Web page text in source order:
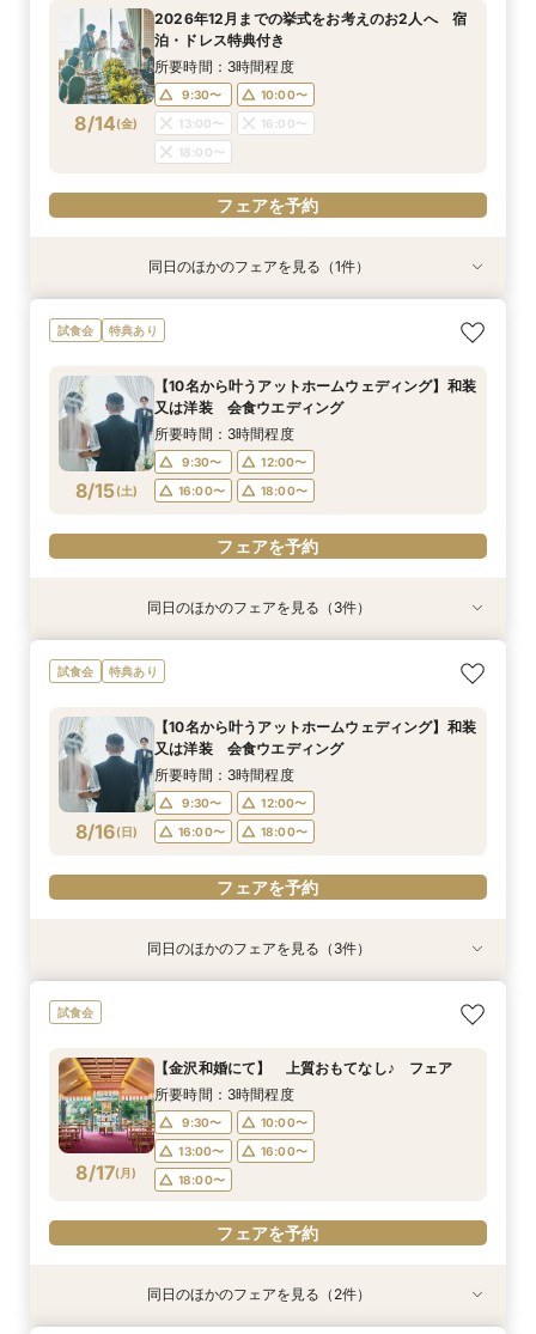
8/13(木 )
9:30〜
10:00〜
13:00〜
16:00〜
18:00〜
フェアを予約
8/13(木 )
10:00〜
13:00〜
16:00〜
18:00〜
フェアを予約
8/14(金)
2026年12月までの挙式をお考えのお2人へ 宿
泊・ドレス特典付き
所要時間：3時間程度
9:30〜
10:00〜
13:00〜
16:00〜
18:00〜
フェアを予約
8/14 金)
【少人数結婚式】貸切り可能なホテルウエディン
グ相談会
10:00〜
13:00〜
16:00〜
18:00〜
フェアを予約
同日のほかのフェアを見る（1件）
試食会 特典あり
8/15(土)
【10名から叶うアットホームウェディング】和装
又は洋装 会食ウエディング
所要時間：3時間程度
9:30〜
12:00〜
16:00〜
18:00〜
フェアを予約
8/15 土)
【家族婚フェア】宿泊特典付き/洋装・和装/相談
会 アットホームウエディング相談会
9:30〜
12:00〜
16:00〜
18:00〜
フェアを予約
8/15 土)
【金沢和婚にて】 上質おもてなし♪ フェア
9:30〜
10:00〜
13:00〜
16:00〜
18:00〜
フェアを予約
8/15 土)
2026年12月までの挙式をお考えのお2人へ 宿
泊・ドレス特典付き
9:30〜
10:00〜
13:00〜
16:00〜
18:00〜
同日のほかのフェアを見る（3件）
試食会 特典あり
8/16(日)
【10名から叶うアットホームウェディング】和装
又は洋装 会食ウエディング
所要時間：3時間程度
9:30〜
12:00〜
16:00〜
18:00〜
フェアを予約
8/16(日)
【家族婚フェア】宿泊特典付き/洋装・和装/相談
16:00〜
18:00〜
フェアを予約
8/16(日)
9:30〜
10:00〜
13:00〜
16:00〜
18:00〜
フェアを予約
8/16(日)
2026年12月までの挙式をお考えのお2人へ 宿
13:00〜
16:00〜
18:00〜
フェアを予約
同日のほかのフェアを見る（3件）
試食会
8/17(月)
【金沢和婚にて】 上質おもてなし♪ フェア
所要時間：3時間程度
9:30〜
10:00〜
13:00〜
16:00〜
18:00〜
フェアを予約
同日のほかのフェアを見る（2件）